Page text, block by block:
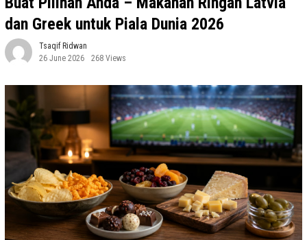
dan Greek untuk Piala Dunia 2026
Tsaqif Ridwan
26 June 2026
268 Views